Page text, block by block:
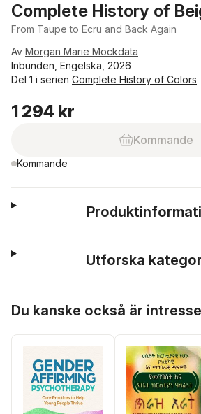
Complete History of
From Taupe to Ecru and Back Again
Av Morgan Marie Mockdata
Inbunden, Engelska, 2026
Del 1 i serien Complete History of Colors
1 294 kr
Kommande
Kommande
Utforska
Du kanske också är